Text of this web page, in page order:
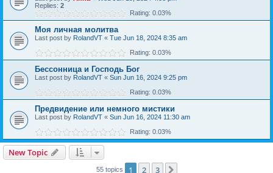
Replies: 2
Rating: 0.03%
Моя личная молитва
Last post by RolandVT « Tue Jun 18, 2024 8:35 am
Rating: 0.03%
Бессонница и Господь Бог
Last post by RolandVT « Sun Jun 16, 2024 9:25 pm
Rating: 0.03%
Предвидение или немного мистики
Last post by RolandVT « Sun Jun 16, 2024 11:30 am
Rating: 0.03%
New Topic
55 topics 1 2 3